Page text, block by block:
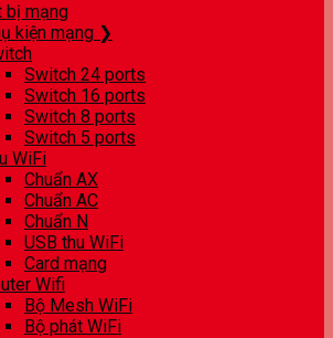
bị mạng
kiện mạng ❯
Switch 24 ports
Switch 16 ports
Switch 8 ports
Switch 5 ports
WiFi
Chuẩn AX
Chuẩn AC
Chuẩn N
USB thu WiFi
Card mạng
Wifi
Bộ Mesh WiFi
Bộ phát WiFi